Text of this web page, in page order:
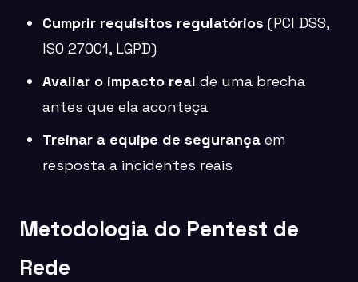
Cumprir requisitos regulatórios (PCI DSS,
ISO 27001, LGPD)
Avaliar o impacto real de uma brecha
antes que ela aconteça
Treinar a equipe de segurança em
resposta a incidentes reais
Metodologia do Pentest de
Rede